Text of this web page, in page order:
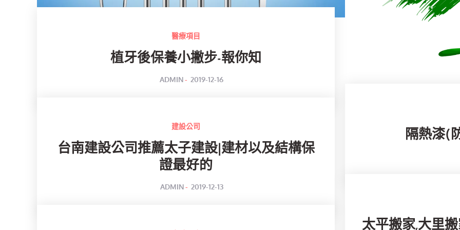
隔熱漆(
醫療項目
植牙後保養小撇步-報你知
ADMIN
POSTED
2019-12-16
建設公司
台南建設公司推薦太子建設|建材以及結構保
證最好的
ADMIN
POSTED
2019-12-13
太平搬家,大里